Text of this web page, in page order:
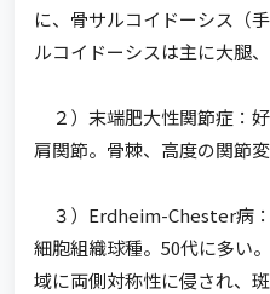
に、骨サルコイドーシス（
ルコイドーシスは主に大腿
２）末端肥大性関節症：
肩関節。骨棘、高度の関節
３）Erdheim-Chester病
細胞組織球種。50代に多い
域に両側対称性に侵され、